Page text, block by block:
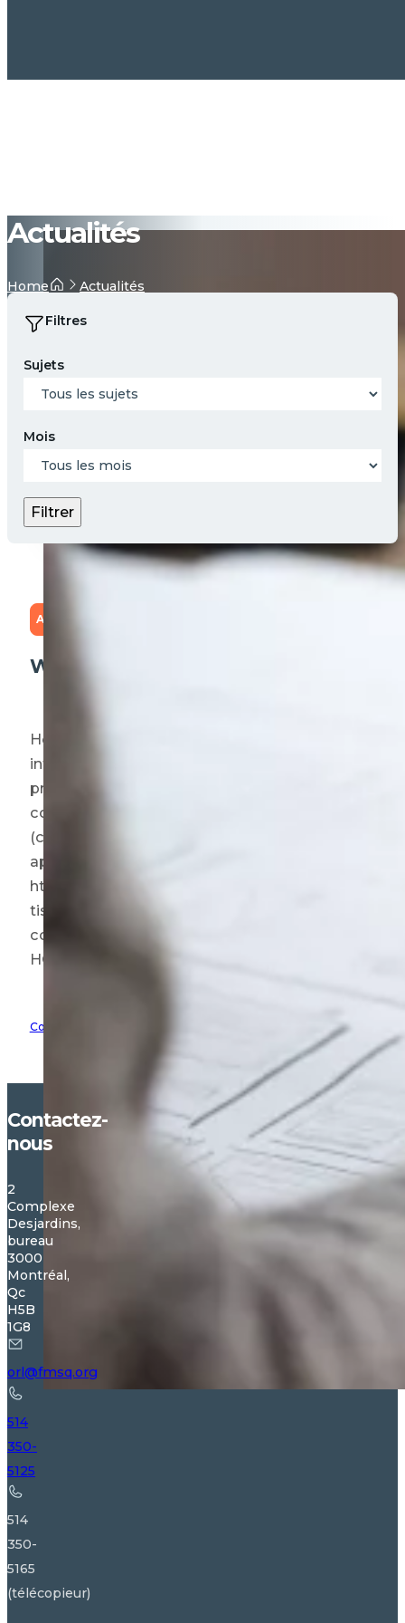
Actualités
Home Actualités
Filtres
Sujets
Mois
Filtrer
Actualités
Webinaire sur les tissus humains
Héma-Québec tiendra cet automne un webinaire
informatif destiné aux professionnelles et
professionnels de la santé impliqués dans la
commande et l’utilisation de tissus humains
(chirurgiens, personnel du bloc opératoire,
approvisionnement, etc.) Pour tous les détails :
https://catalogue-
tissushumains.hemaquebec.ca/wp-
content/uploads/2025/09/
HQ_automne2025.pdf
Consulter l'article
Contactez-
nous
2
Complexe
Desjardins,
bureau
3000
Montréal,
Qc
H5B
1G8
orl@fmsq.org
514
350-
5125
514
350-
5165
(télécopieur)